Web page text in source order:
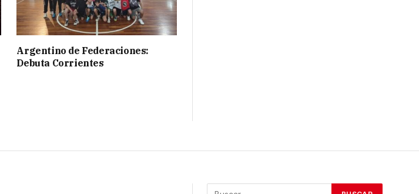
Argentino de Federaciones:
Debuta Corrientes